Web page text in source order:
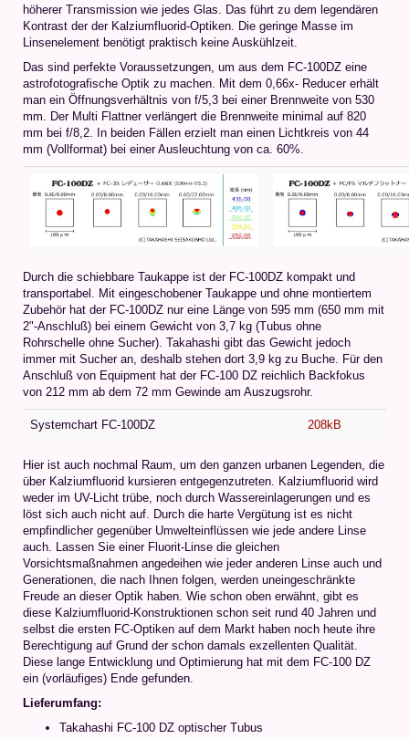
höherer Transmission wie jedes Glas. Das führt zu dem legendären
Kontrast der der Kalziumfluorid-Optiken. Die geringe Masse im
Linsenelement benötigt praktisch keine Auskühlzeit.
Das sind perfekte Voraussetzungen, um aus dem FC-100DZ eine
astrofotografische Optik zu machen. Mit dem 0,66x- Reducer erhält
man ein Öffnungsverhältnis von f/5,3 bei einer Brennweite von 530
mm. Der Multi Flattner verlängert die Brennweite minimal auf 820
mm bei f/8,2. In beiden Fällen erzielt man einen Lichtkreis von 44
mm (Vollformat) bei einer Ausleuchtung von ca. 60%.
Durch die schiebbare Taukappe ist der FC-100DZ kompakt und
transportabel. Mit eingeschobener Taukappe und ohne montiertem
Zubehör hat der FC-100DZ nur eine Länge von 595 mm (650 mm mit
2"-Anschluß) bei einem Gewicht von 3,7 kg (Tubus ohne
Rohrschelle ohne Sucher). Takahashi gibt das Gewicht jedoch
immer mit Sucher an, deshalb stehen dort 3,9 kg zu Buche. Für den
Anschluß von Equipment hat der FC-100 DZ reichlich Backfokus
von 212 mm ab dem 72 mm Gewinde am Auszugsrohr.
Systemchart FC-100DZ 208kB
Hier ist auch nochmal Raum, um den ganzen urbanen Legenden, die
über Kalziumfluorid kursieren entgegenzutreten. Kalziumfluorid wird
weder im UV-Licht trübe, noch durch Wassereinlagerungen und es
löst sich auch nicht auf. Durch die harte Vergütung ist es nicht
empfindlicher gegenüber Umwelteinflüssen wie jede andere Linse
auch. Lassen Sie einer Fluorit-Linse die gleichen
Vorsichtsmaßnahmen angedeihen wie jeder anderen Linse auch und
Generationen, die nach Ihnen folgen, werden uneingeschränkte
Freude an dieser Optik haben. Wie schon oben erwähnt, gibt es
diese Kalziumfluorid-Konstruktionen schon seit rund 40 Jahren und
selbst die ersten FC-Optiken auf dem Markt haben noch heute ihre
Berechtigung auf Grund der schon damals exzellenten Qualität.
Diese lange Entwicklung und Optimierung hat mit dem FC-100 DZ
ein (vorläufiges) Ende gefunden.
Lieferumfang:
Takahashi FC-100 DZ optischer Tubus